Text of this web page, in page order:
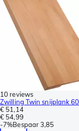
10 reviews
Zwilling Twin snijplank
€ 51,14
€ 54,99
-7%Bespaar3,85